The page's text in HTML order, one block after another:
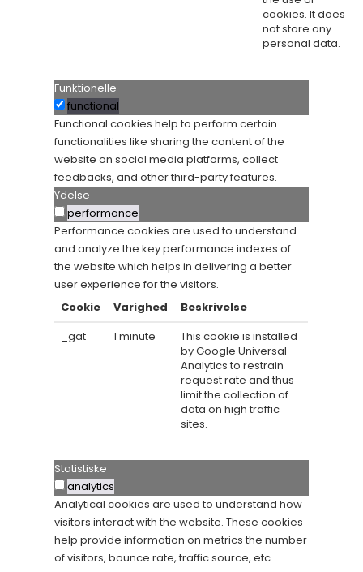
cookies. It does
not store any
personal data.
Funktionelle
functional
Functional cookies help to perform certain
functionalities like sharing the content of the
website on social media platforms, collect
feedbacks, and other third-party features.
Ydelse
performance
Performance cookies are used to understand
and analyze the key performance indexes of
the website which helps in delivering a better
user experience for the visitors.
Cookie
Varighed
Beskrivelse
_gat
1 minute
This cookie is installed
by Google Universal
Analytics to restrain
request rate and thus
limit the collection of
data on high traffic
sites.
Statistiske
analytics
Analytical cookies are used to understand how
visitors interact with the website. These cookies
help provide information on metrics the number
of visitors, bounce rate, traffic source, etc.